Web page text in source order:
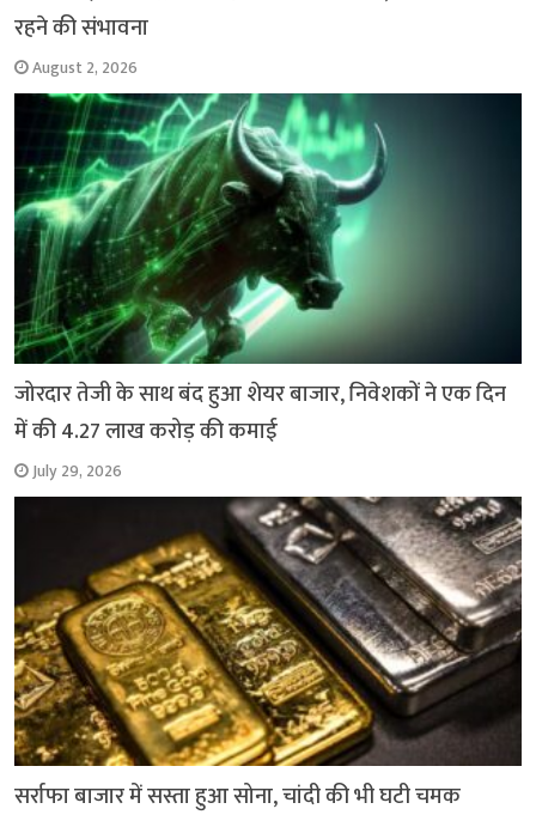
रहने की संभावना
August 2, 2026
जोरदार तेजी के साथ बंद हुआ शेयर बाजार, निवेशकों ने एक दिन
में की 4.27 लाख करोड़ की कमाई
July 29, 2026
सर्राफा बाजार में सस्ता हुआ सोना, चांदी की भी घटी चमक